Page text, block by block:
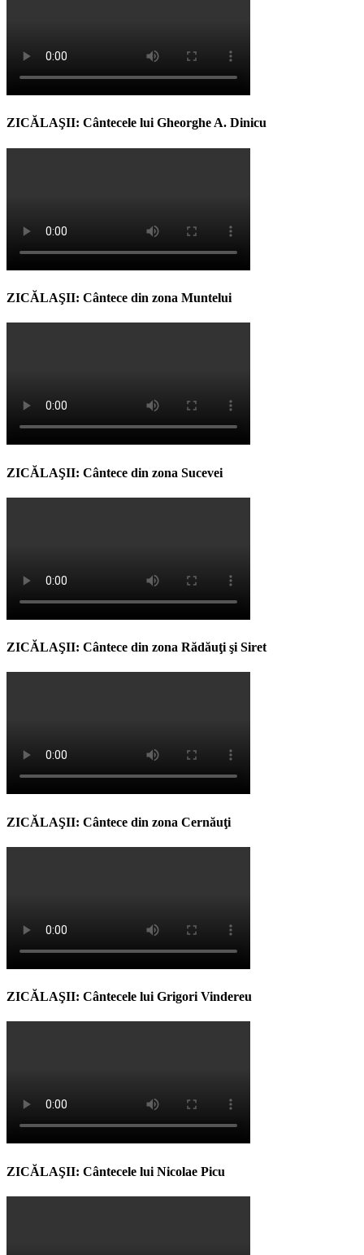
ZICĂLAŞII: Cântecele lui Gheorghe A. Dinicu
ZICĂLAŞII: Cântece din zona Muntelui
ZICĂLAŞII: Cântece din zona Sucevei
ZICĂLAŞII: Cântece din zona Rădăuţi şi Siret
ZICĂLAŞII: Cântece din zona Cernăuţi
ZICĂLAŞII: Cântecele lui Grigori Vindereu
ZICĂLAŞII: Cântecele lui Nicolae Picu